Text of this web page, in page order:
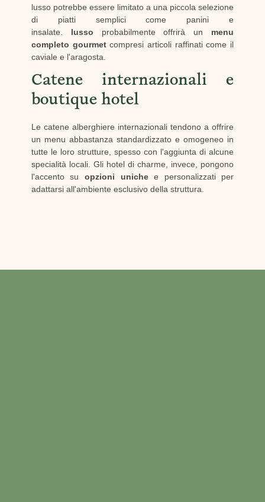
lusso potrebbe essere limitato a una piccola selezione
di piatti semplici come panini e
insalate. lusso probabilmente offrirà un menu
completo gourmetcompresi articoli raffinati come il
caviale e l'aragosta.
Catene internazionali e
boutique hotel
Le catene alberghiere internazionali tendono a offrire
un menu abbastanza standardizzato e omogeneo in
tutte le loro strutture, spesso con l'aggiunta di alcune
specialità locali. Gli hotel di charme, invece, pongono
l'accento su opzioni unichee personalizzati per
adattarsi all'ambiente esclusivo della struttura.